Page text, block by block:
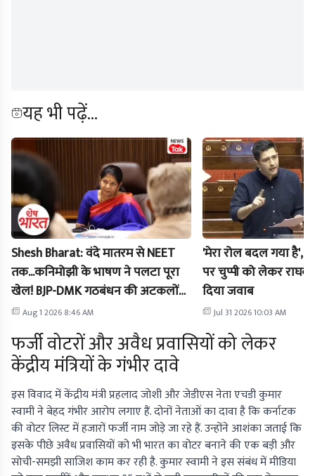
यह भी पढ़ें...
Shesh Bharat: वंदे मातरम से NEET
तक...कनिमोझी के भाषण ने पलटा पूरा
खेल! BJP-DMK गठबंधन की अटकलों
पर लगा विराम
Aug 1 2026 8:46 AM
'मेरा रोल बदल गया है',
पर चुप्पी को लेकर राघव
दिया जवाब
Jul 31 2026 10:03 AM
फर्जी वोटरों और अवैध प्रवासियों को लेकर
केंद्रीय मंत्रियों के गंभीर दावे
इस विवाद में केंद्रीय मंत्री प्रहलाद जोशी और जेडीएस नेता एचडी कुमार
स्वामी ने बेहद गंभीर आरोप लगाए हैं. दोनों नेताओं का दावा है कि कर्नाटक
की वोटर लिस्ट में हजारों फर्जी नाम जोड़े जा रहे हैं. उन्होंने आशंका जताई कि
इसके पीछे अवैध प्रवासियों को भी भारत का वोटर बनाने की एक बड़ी और
सोची-समझी साजिश काम कर रही है. कुमार स्वामी ने इस संबंध में मीडिया